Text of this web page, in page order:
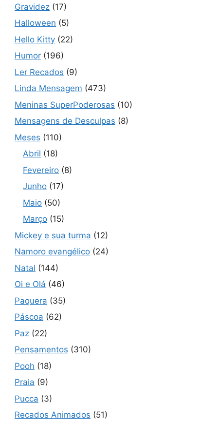
Gravidez (17)
Halloween (5)
Hello Kitty (22)
Humor (196)
Ler Recados (9)
Linda Mensagem (473)
Meninas SuperPoderosas (10)
Mensagens de Desculpas (8)
Meses (110)
Abril (18)
Fevereiro (8)
Junho (17)
Maio (50)
Março (15)
Mickey e sua turma (12)
Namoro evangélico (24)
Natal (144)
Oi e Olá (46)
Paquera (35)
Páscoa (62)
Paz (22)
Pensamentos (310)
Pooh (18)
Praia (9)
Pucca (3)
Recados Animados (51)